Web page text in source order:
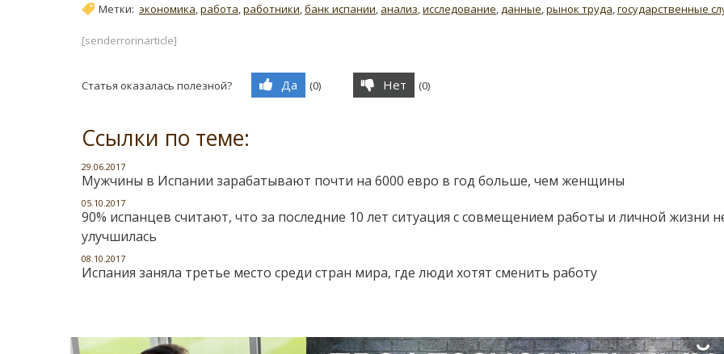
Метки: экономика работа работники банк испании анализ исследование данные рынок труда государственные
[senderrorinarticle]
Статья оказалась полезной? Да (0) Нет (0)
Ссылки по теме:
29.06.2017
Мужчины в Испании зарабатывают почти на 6000 евро в год больше, чем женщины
05.10.2017
90% испанцев считают, что за последние 10 лет ситуация с совмещением работы и личной жизни
улучшилась
08.10.2017
Испания заняла третье место среди стран мира, где люди хотят сменить работу